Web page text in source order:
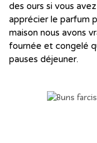
des ours si vous
apprécier le parfum
maison nous avons
fournée et congelé
pauses déjeuner.